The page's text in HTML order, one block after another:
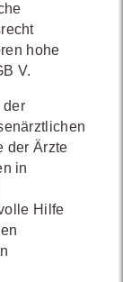
hohe
V.
der
der Ärzte
in
Hilfe